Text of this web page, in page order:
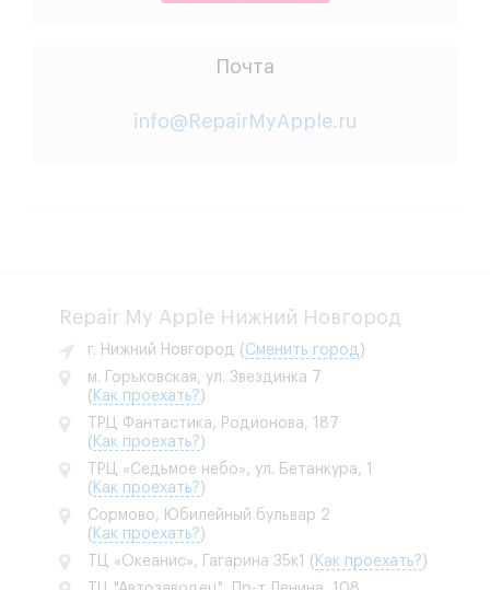
Почта
info@RepairMyApple.ru
Repair My Apple Нижний Новгород
г. Нижний Новгород ( Сменить город )
м. Горьковская, ул. Звездинка 7
( Как проехать?)
ТРЦ Фантастика, Родионова, 187
( Как проехать?)
ТРЦ «Седьмое небо», ул. Бетанкура, 1
( Как проехать?)
Сормово, Юбилейный бульвар 2
( Как проехать?)
ТЦ «Океанис», Гагарина 35к1 ( Как проехать?)